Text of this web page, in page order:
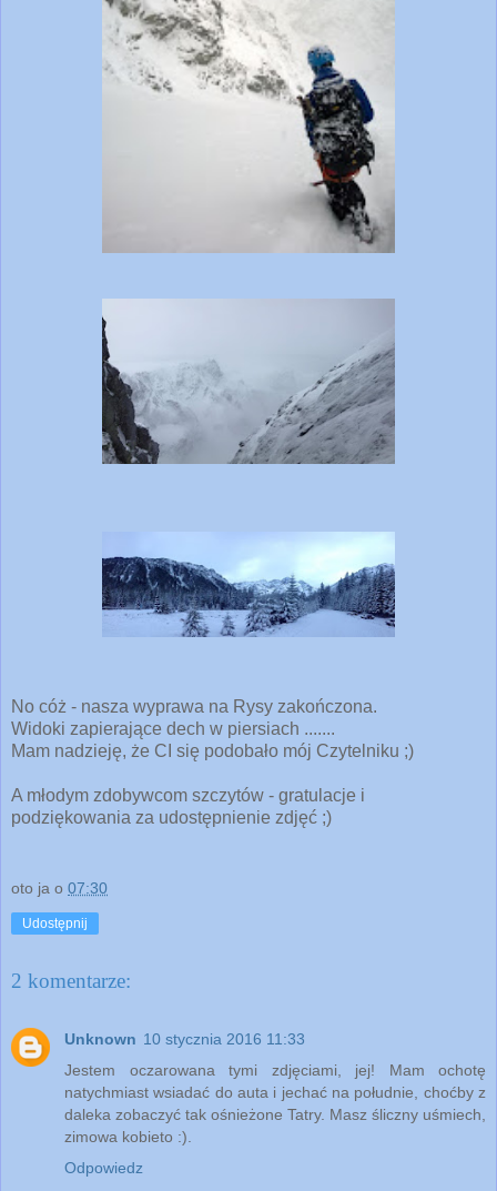
No cóż - nasza wyprawa na Rysy zakończona.
Widoki zapierające dech w piersiach .......
Mam nadzieję, że CI się podobało mój Czytelniku ;)
A młodym zdobywcom szczytów - gratulacje i
podziękowania za udostępnienie zdjęć ;)
oto ja o 07:30
Udostępnij
2 komentarze:
Unknown 10 stycznia 2016 11:33
Jestem oczarowana tymi zdjęciami, jej! Mam ochotę
natychmiast wsiadać do auta i jechać na południe, choćby z
daleka zobaczyć tak ośnieżone Tatry. Masz śliczny uśmiech,
zimowa kobieto :).
Odpowiedz